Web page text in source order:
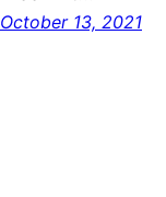
October 13, 2021